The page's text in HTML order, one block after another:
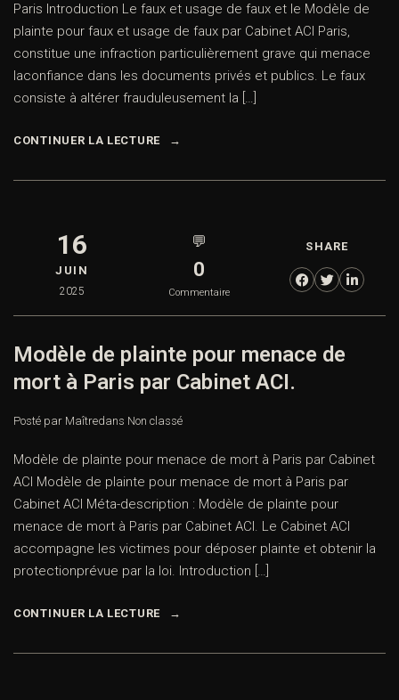
Paris Introduction Le faux et usage de faux et le Modèle de
plainte pour faux et usage de faux par Cabinet ACI Paris,
constitue une infraction particulièrement grave qui menace
laconfiance dans les documents privés et publics. Le faux
consiste à altérer frauduleusement la […]
CONTINUER LA LECTURE
16
JUIN
2025
💬
0
Commentaire
SHARE
Modèle de plainte pour menace de
mort à Paris par Cabinet ACI.
Posté par Maîtredans Non classé
Modèle de plainte pour menace de mort à Paris par Cabinet
ACI Modèle de plainte pour menace de mort à Paris par
Cabinet ACI Méta-description : Modèle de plainte pour
menace de mort à Paris par Cabinet ACI. Le Cabinet ACI
accompagne les victimes pour déposer plainte et obtenir la
protectionprévue par la loi. Introduction […]
CONTINUER LA LECTURE